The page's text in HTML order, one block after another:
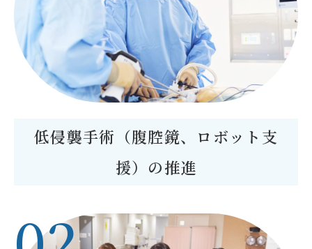
低侵襲手術（腹腔鏡、ロボット支
援）の推進